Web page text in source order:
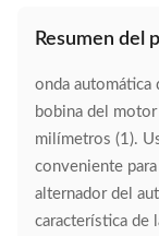
Resumen del
onda automática
bobina del
milímetros (1).
conveniente
alternador del
característica de